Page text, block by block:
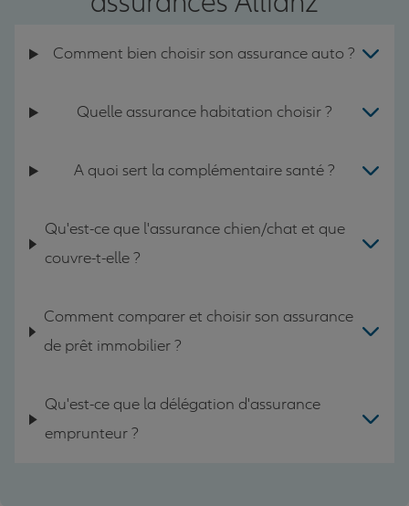
Comment bien choisir son assurance auto ?
Quelle assurance habitation choisir ?
A quoi sert la complémentaire santé ?
Qu'est-ce que l'assurance chien/chat et que
couvre-t-elle ?
Comment comparer et choisir son assurance
de prêt immobilier ?
Qu'est-ce que la délégation d'assurance
emprunteur ?